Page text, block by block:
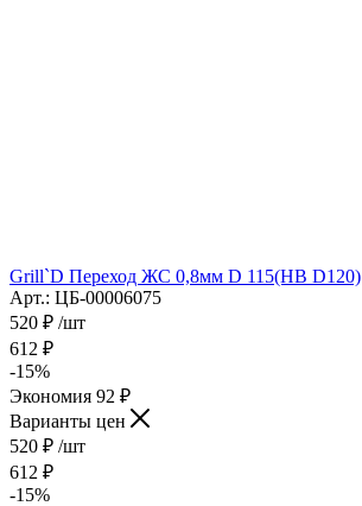
Grill`D Переход ЖС 0,8мм D 115(HB D120)
Арт.: ЦБ-00006075
520 ₽ /шт
612 ₽
-15%
Экономия 92 ₽
Варианты цен
520 ₽ /шт
612 ₽
-15%